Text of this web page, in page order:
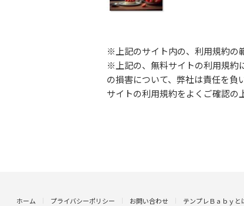
※上記のサイト内の、利用規約の
※上記の、無料サイトの利用規約
の損害について、弊社は責任を負
サイトの利用規約をよくご確認の
ホーム プライバシーポリシー お問い合わせ テンプレＢａｂｙと